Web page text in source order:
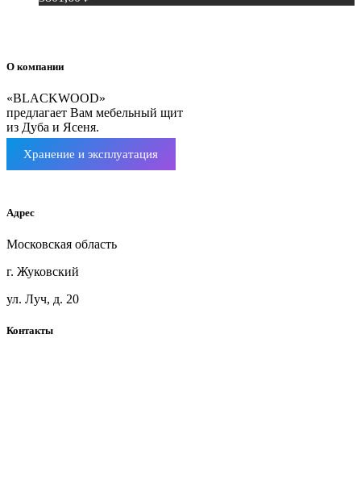
О компании
«BLACKWOOD»
предлагает Вам мебельный щит
из Дуба и Ясеня.
Хранение и эксплуатация
Адрес
Московская область
г. Жуковский
ул. Луч, д. 20
Контакты